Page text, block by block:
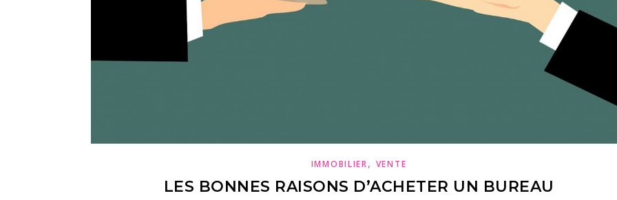
IMMOBILIER, VENTE
LES BONNES RAISONS D’ACHETER UN BUREAU